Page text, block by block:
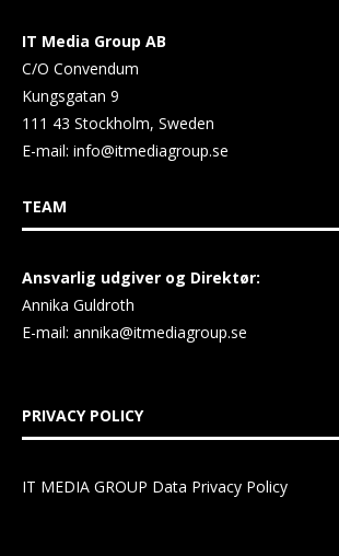
IT Media Group AB
C/O Convendum
Kungsgatan 9
111 43 Stockholm, Sweden
E-mail: info@itmediagroup.se
TEAM
Ansvarlig udgiver og Direktør:
Annika Guldroth
E-mail: annika@itmediagroup.se
PRIVACY POLICY
IT MEDIA GROUP Data Privacy Policy